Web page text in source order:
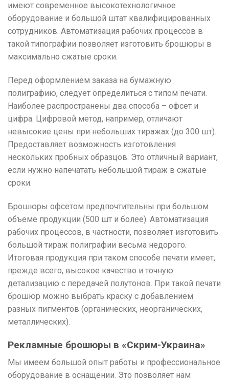
имеют современное высокотехнологичное
оборудование и большой штат квалифицированных
сотрудников. Автоматизация рабочих процессов в
такой типографии позволяет изготовить брошюры в
максимально сжатые сроки.
Перед оформлением заказа на бумажную
полиграфию, следует определиться с типом печати.
Наиболее распространены два способа – офсет и
цифра. Цифровой метод, например, отличают
невысокие цены при небольших тиражах (до 300 шт).
Предоставляет возможность изготовления
нескольких пробных образцов. Это отличный вариант,
если нужно напечатать небольшой тираж в сжатые
сроки.
Брошюры офсетом предпочтительны при большом
объеме продукции (500 шт и более). Автоматизация
рабочих процессов, в частности, позволяет изготовить
большой тираж полиграфии весьма недорого.
Итоговая продукция при таком способе печати имеет,
прежде всего, высокое качество и точную
детализацию с передачей полутонов. При такой печати
брошюр можно выбрать краску с добавлением
разных пигментов (органических, неорганических,
металлических).
Рекламные брошюры в «Скрим-Украина»
Мы имеем большой опыт работы и профессиональное
оборудование в оснащении. Это позволяет нам